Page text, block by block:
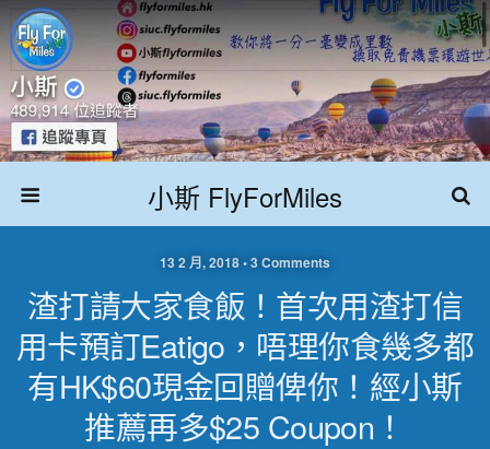
小斯 FlyForMiles
13 2 月, 2018 • 3 Comments
渣打請大家食飯！首次用渣打信
用卡預訂eatigo，唔理你食幾多都
有HK$60現金回贈俾你！經小斯
推薦再多$25 Coupon！